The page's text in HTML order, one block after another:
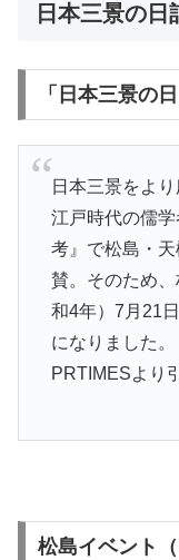
日本三景の日
「日本三景の
日本三景をよ
江戸時代の儒
考』で松島・
賛。そのため
和4年）7月21
になりました。
PRTIMESより
松島イベント